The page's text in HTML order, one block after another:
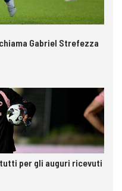
Gabriel Strefezza
per gli auguri ricevuti